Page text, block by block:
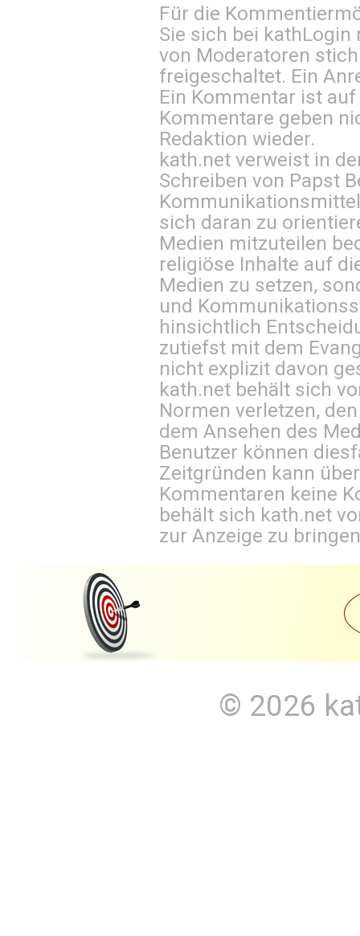
Für die
Sie sich bei kathLogin
von Moderatoren
freigeschaltet. Ein
Ein Kommentar ist
Kommentare geben
Redaktion wieder.
kath.net verweist in
Schreiben von Papst
sich daran zu
Medien mitzuteilen
religiöse Inhalte auf
Medien zu setzen,
und
hinsichtlich
zutiefst mit dem
nicht explizit davon
kath.net behält sich
Normen verletzen,
dem Ansehen des
Benutzer können
Zeitgründen kann
Kommentaren keine
behält sich kath.net
zur Anzeige zu
© 2026